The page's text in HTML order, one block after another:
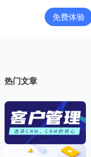
免费体验
热门文章